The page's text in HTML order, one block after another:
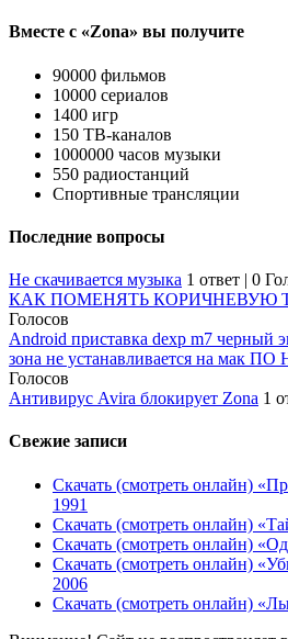
Вместе с «Zona» вы получите
90000 фильмов
10000 сериалов
1400 игр
150 ТВ-каналов
1000000 часов музыки
550 радиостанций
Спортивные трансляции
Последние вопросы
Не скачивается музыка 1 ответ | 0
КАК ПОМЕНЯТЬ КОРИЧНЕВУЮ
Голосов
Android приставка dexp m7 черный
зона не устанавливается на мак ПО
Голосов
Антивирус Avira блокирует Zona 1
Свежие записи
Скачать (смотреть онлайн)
1991
Скачать (смотреть онлайн)
Скачать (смотреть онлайн)
Скачать (смотреть онлайн)
2006
Скачать (смотреть онлайн)